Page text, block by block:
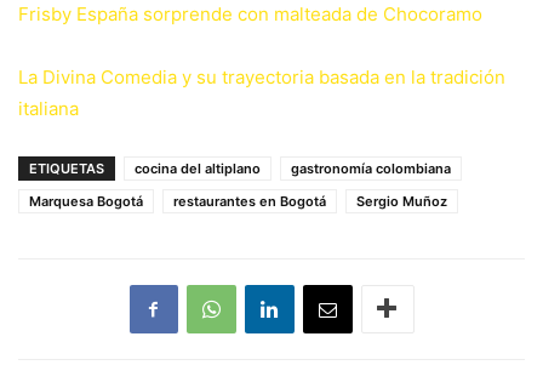
Frisby España sorprende con malteada de Chocoramo
La Divina Comedia y su trayectoria basada en la tradición
italiana
ETIQUETAS cocina del altiplano
gastronomía colombiana
Marquesa Bogotá
restaurantes en Bogotá Sergio Muñoz